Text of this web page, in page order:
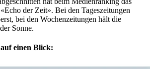
der Zeit». Bei den Tageszeitungen
bei den Wochenzeitungen hält die
Sonne.
einen Blick: